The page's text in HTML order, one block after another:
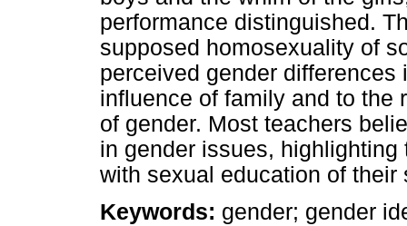
performance distinguished.
supposed homosexuality of
perceived gender
influence of family and to the
of gender. Most teachers
in gender issues,
with sexual education of their
Keywords: gender; gender